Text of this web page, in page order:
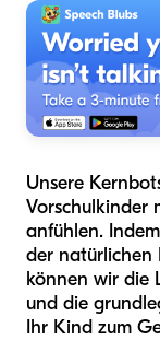
Unsere
Vorschulkinder
anfühlen.
der natürlichen
können wir die
und die
Ihr Kind zum